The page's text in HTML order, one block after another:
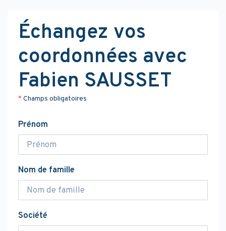
Échangez vos
coordonnées avec
Fabien SAUSSET
*Champs obligatoires
Prénom
Nom de famille
Société